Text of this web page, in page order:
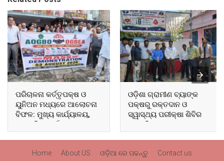
ପରିଚାଳନା କର୍ତ୍ତୃପକ୍ଷ ଓ
ୟୁନିଅନ ମଧ୍ୟରେ ଆଲୋଚନା
ବିଫଳ: ମୁଖ୍ୟ କାର୍ଯ୍ୟାଳୟ,
ଆଞ୍ଚଳିକ କାର୍ଯ୍ୟାଳୟ ଓ
ସମସ୍ତ ବ୍ଲକ ମୁଖ୍ୟାଳୟରେ
ଓଡ଼ିଶା ଗ୍ରାମୀଣ ବ୍ୟାଙ୍କ
ପକ୍ଷରୁ ରକ୍ତଦାନ ଓ
ସ୍ୱାସ୍ଥ୍ୟ ପରୀକ୍ଷା ଶିବିର
ଅନୁଷ୍ଠିତ
Home About US ଓଡ଼ିଆ ରେ ପଢନ୍ତୁ Contact us